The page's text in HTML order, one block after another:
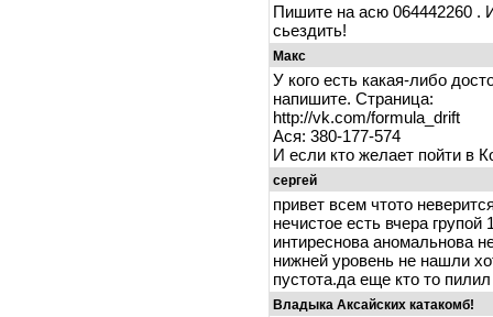
Пишите на асю 064442260 .
сьездить!
Макс
У кого есть какая-либо
напишите. Страница:
http://vk.com/formula_drift
Ася: 380-177-574
И если кто желает пойти в
сергей
привет всем чтото
нечистое есть вчера
интиреснова аномальнова
нижней уровень не нашли
пустота.да еще кто то
Владыка Аксайских катакомб!